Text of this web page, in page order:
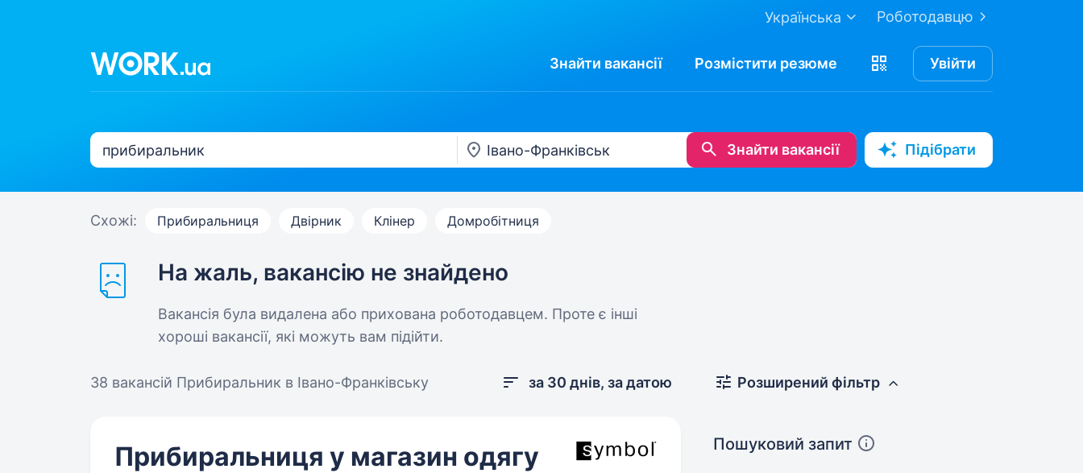
Роботодавцю
Українська
Знайти вакансії Розмістити резюме Увійти
Знайти вакансії Підібрати
Схожі: Прибиральниця Двірник Клінер Домробітниця
На жаль, вакансію не знайдено
Вакансія була видалена або прихована роботодавцем. Проте є інші
хороші вакансії, які можуть вам підійти.
38 вакансій Прибиральник в Івано-Франківську за 30 днів, за датою
Прибиральниця у магазин одягу
Розширений фільтр
Пошуковий запит